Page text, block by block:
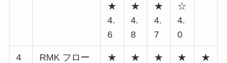
★
4.
6
★
4.
8
★
4.
7
☆
4.
0
4
RMK フロー
★
★
★
★
★